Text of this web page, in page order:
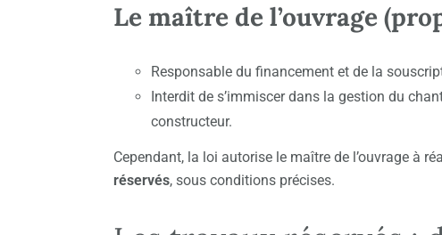
Le maître de l’ouvrage
Responsable du financement et de la
Interdit de s’immiscer dans la gestion du
constructeur.
Cependant, la loi autorise le maître de l’ouvrage à
réservés, sous conditions précises.